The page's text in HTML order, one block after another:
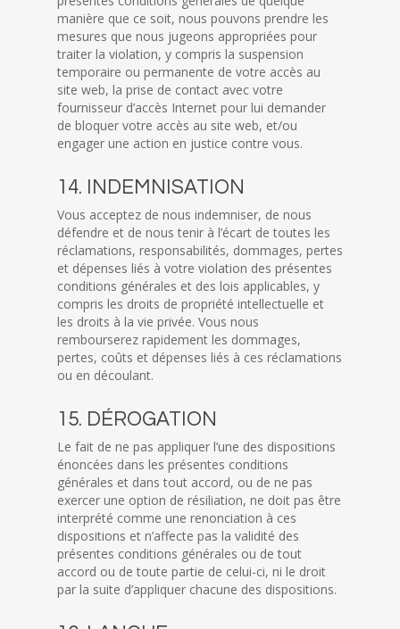
manière que ce soit, nous pouvons prendre les
mesures que nous jugeons appropriées pour
traiter la violation, y compris la suspension
temporaire ou permanente de votre accès au
site web, la prise de contact avec votre
fournisseur d’accès Internet pour lui demander
de bloquer votre accès au site web, et/ou
engager une action en justice contre vous.
14. INDEMNISATION
Vous acceptez de nous indemniser, de nous
défendre et de nous tenir à l’écart de toutes les
réclamations, responsabilités, dommages, pertes
et dépenses liés à votre violation des présentes
conditions générales et des lois applicables, y
compris les droits de propriété intellectuelle et
les droits à la vie privée. Vous nous
rembourserez rapidement les dommages,
pertes, coûts et dépenses liés à ces réclamations
ou en découlant.
15. DÉROGATION
Le fait de ne pas appliquer l’une des dispositions
énoncées dans les présentes conditions
générales et dans tout accord, ou de ne pas
exercer une option de résiliation, ne doit pas être
interprété comme une renonciation à ces
dispositions et n’affecte pas la validité des
présentes conditions générales ou de tout
accord ou de toute partie de celui-ci, ni le droit
par la suite d’appliquer chacune des dispositions.